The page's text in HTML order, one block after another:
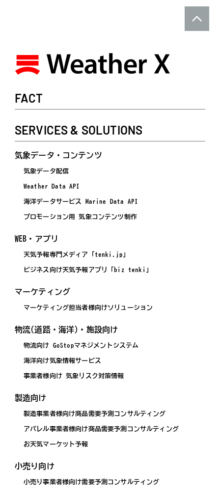
FACT
SERVICES & SOLUTIONS
気象データ・コンテンツ
気象データ配信
Weather Data API
海洋データサービス Marine Data API
プロモーション用 気象コンテンツ制作
WEB・アプリ
天気予報専門メディア「tenki.jp」
ビジネス向け天気予報アプリ「biz tenki」
マーケティング
マーケティング担当者様向けソリューション
物流(道路・海洋)・施設向け
物流向け GoStopマネジメントシステム
海洋向け気象情報サービス
事業者様向け 気象リスク対策情報
製造向け
製造事業者様向け商品需要予測コンサルティング
アパレル事業者様向け商品需要予測コンサルティング
お天気マーケット予報
小売り向け
小売り事業者様向け需要予測コンサルティング